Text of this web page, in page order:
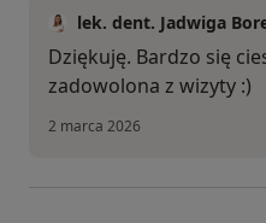
lek. dent. Jadwiga
Dziękuję. Bardzo się
zadowolona z wizyty :)
2 marca 2026